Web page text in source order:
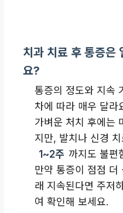
치과 치료 후 통증은
요?
통증의 정도와 지속
차에 따라 매우 달라
가벼운 처치 후에는
지만, 발치나 신경
1~2주 까지도 불편
만약 통증이 점점 더
래 지속된다면 주저
여 확인해 보세요.